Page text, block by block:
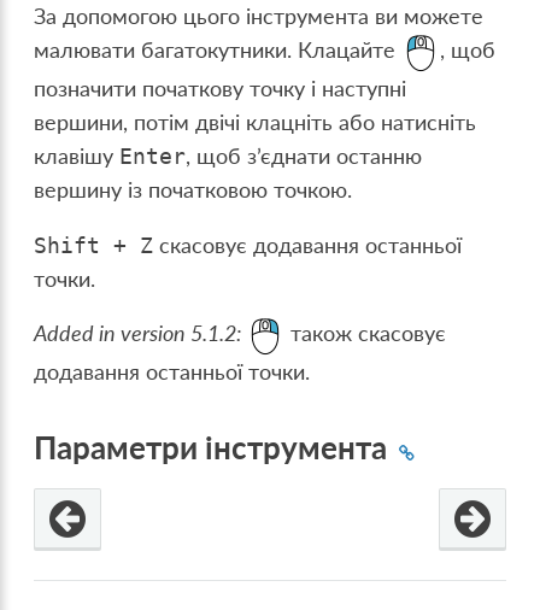
За допомогою цього інструмента ви можете
малювати багатокутники. Клацайте
, щоб
позначити початкову точку і наступні
вершини, потім двічі клацніть або натисніть
клавішу Enter, щоб з’єднати останню
вершину із початковою точкою.
Shift + Z скасовує додавання останньої
точки.
Added in version 5.1.2:
також скасовує
додавання останньої точки.
Параметри інструмента